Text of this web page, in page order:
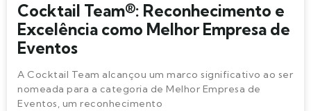
Cocktail Team®: Reconhecimento e
Excelência como Melhor Empresa de
Eventos
A Cocktail Team alcançou um marco significativo ao ser
nomeada para a categoria de Melhor Empresa de
Eventos, um reconhecimento